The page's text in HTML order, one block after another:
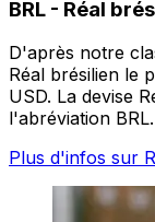
BRL - Réal
D'après notre
Réal brésilien le
USD. La devise
l'abréviation
Plus d'infos sur